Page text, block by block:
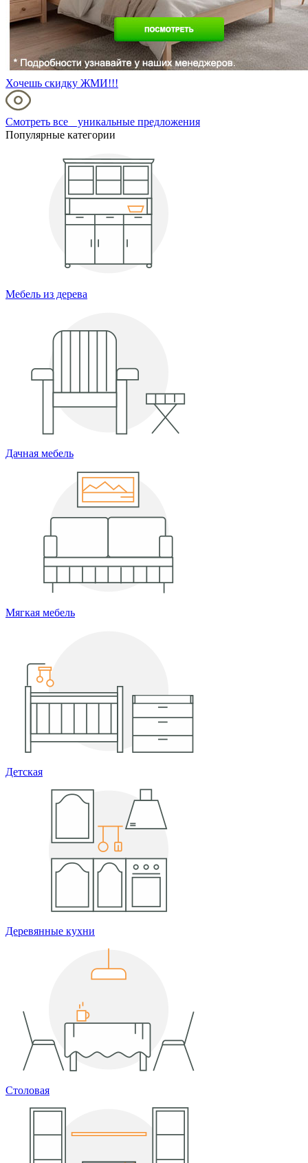
Хочешь скидку ЖМИ!!!
Смотреть все уникальные предложения
Популярные категории
Мебель из дерева
Дачная мебель
Мягкая мебель
Детская
Деревянные кухни
Столовая